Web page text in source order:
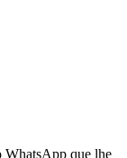
WhatsApp que lhe